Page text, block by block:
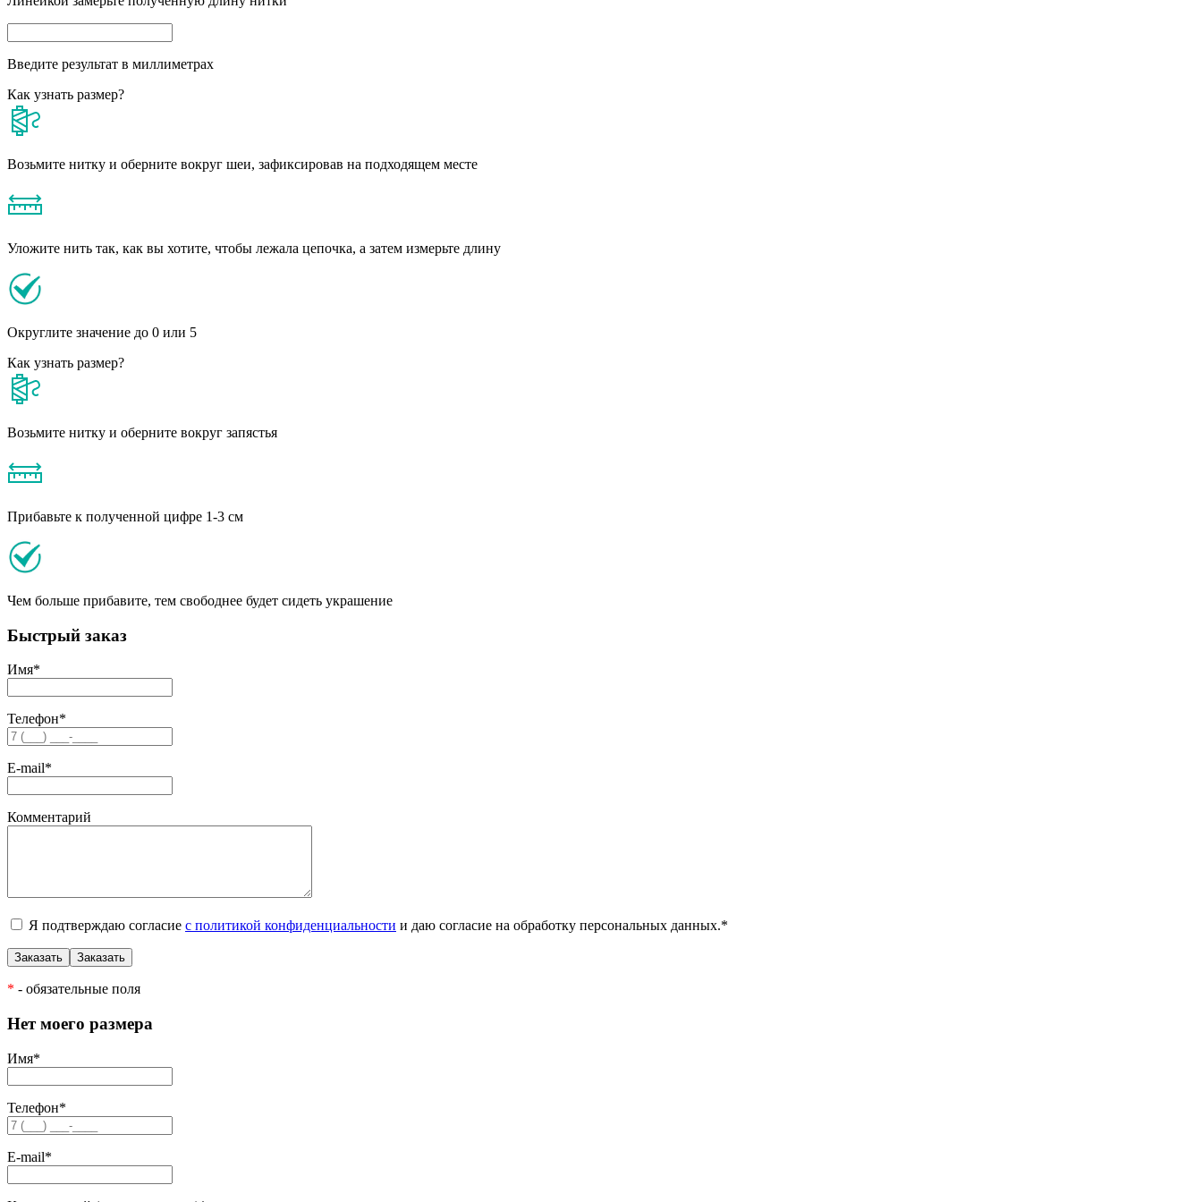
Введите результат в миллиметрах
Как узнать размер?
Возьмите нитку и оберните вокруг шеи, зафиксировав на подходящем месте
Уложите нить так, как вы хотите, чтобы лежала цепочка, а затем измерьте длину
Округлите значение до 0 или 5
Как узнать размер?
Возьмите нитку и оберните вокруг запястья
Прибавьте к полученной цифре 1-3 см
Чем больше прибавите, тем свободнее будет сидеть украшение
Быстрый заказ
Имя*
Телефон*
E-mail*
Комментарий
Я подтверждаю согласие с политикой конфиденциальности и даю согласие на обработку персональных данных.*
* - обязательные поля
Нет моего размера
Имя*
Телефон*
E-mail*